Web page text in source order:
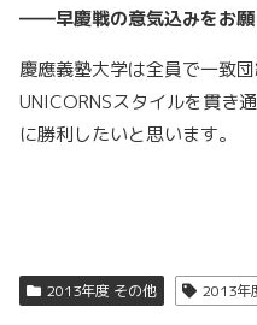
――早慶戦の意気込みをお願
慶應義塾大学は全員で一致
UNICORNSスタイルを貫き
に勝利したいと思います。
2013年度 その他 2013年